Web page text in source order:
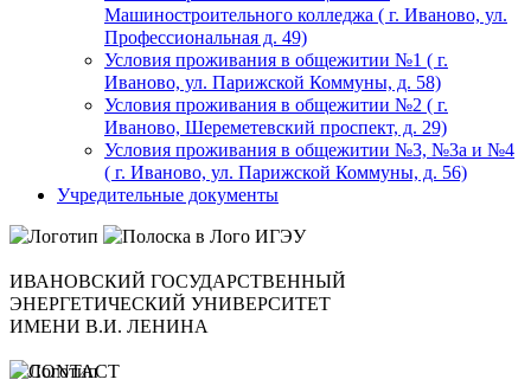
Машиностроительного колледжа ( г. Иваново, ул.
Профессиональная д. 49)
Условия проживания в общежитии №1 ( г.
Иваново, ул. Парижской Коммуны, д. 58)
Условия проживания в общежитии №2 ( г.
Иваново, Шереметевский проспект, д. 29)
Условия проживания в общежитии №3, №3а и №4
( г. Иваново, ул. Парижской Коммуны, д. 56)
Учредительные документы
ИВАНОВСКИЙ ГОСУДАРСТВЕННЫЙ
ЭНЕРГЕТИЧЕСКИЙ УНИВЕРСИТЕТ
ИМЕНИ В.И. ЛЕНИНА